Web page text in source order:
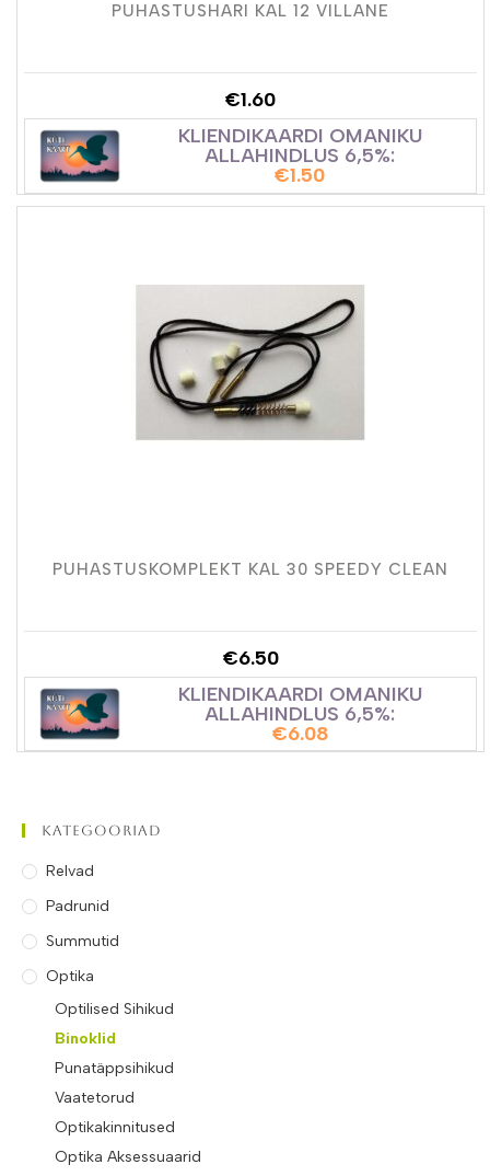
PUHASTUSHARI KAL 12 VILLANE
€1.60
KLIENDIKAARDI OMANIKU
ALLAHINDLUS 6,5%:
€1.50
PUHASTUSKOMPLEKT KAL 30 SPEEDY CLEAN
€6.50
KLIENDIKAARDI OMANIKU
ALLAHINDLUS 6,5%:
€6.08
Kategooriad
Relvad
Padrunid
Summutid
Optika
Optilised Sihikud
Binoklid
Punatäppsihikud
Vaatetorud
Optikakinnitused
Optika Aksessuaarid